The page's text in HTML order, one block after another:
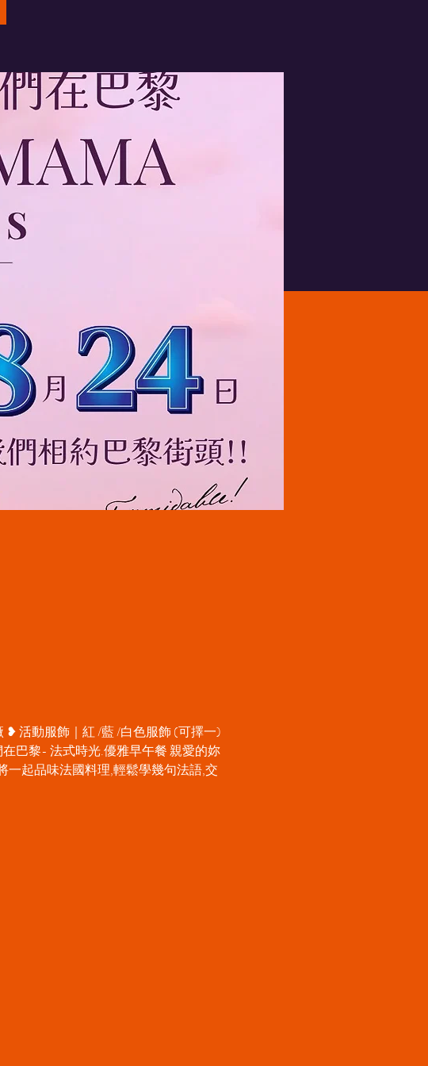
活動服飾｜紅 /藍 /白色服飾 (可擇一)
巴黎- 法式時光.優雅早午餐 親愛的妳
一起品味法國料理,輕鬆學幾句法語,交